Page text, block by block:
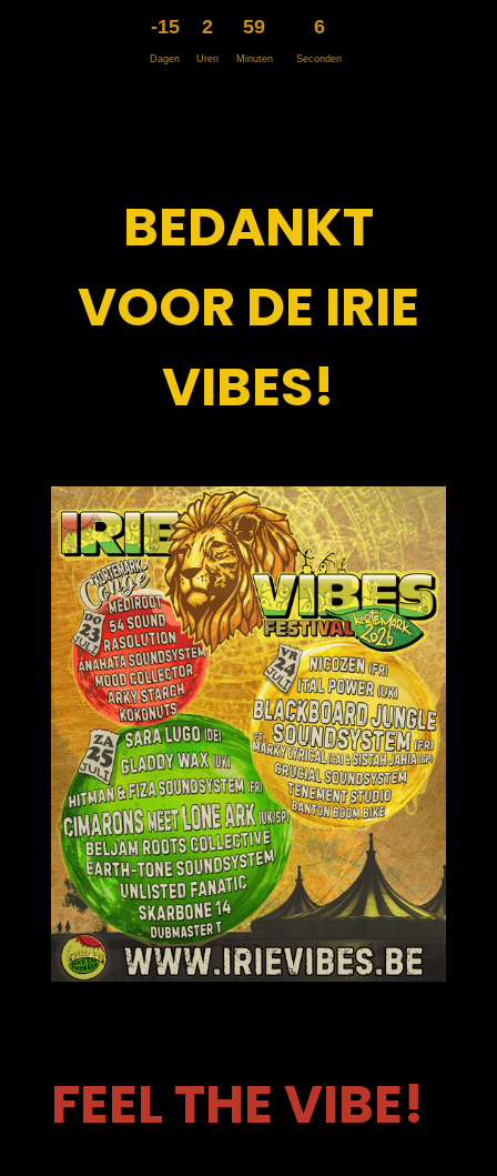
-15 2 59 5
Dagen Uren Minuten Seconden
BEDANKT
VOOR DE IRIE
VIBES!
FEEL THE VIBE!